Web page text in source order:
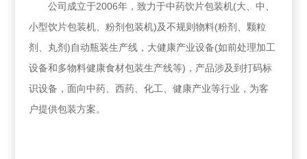
公司成立于2006年，致力于中药饮片包装机(大、中、
小型饮片包装机、粉剂包装机)及不规则物料(粉剂、颗粒
剂、丸剂)自动瓶装生产线，大健康产业设备(如前处理加工
设备和多物料健康食材包装生产线等)，产品涉及到打码标
识设备，面向中药、西药、化工、健康产业等行业，为客
户提供包装方案。